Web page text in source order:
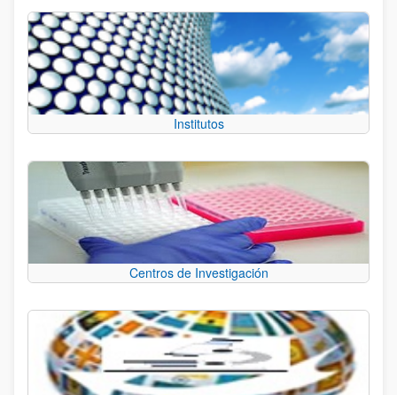
Institutos
Centros de Investigación